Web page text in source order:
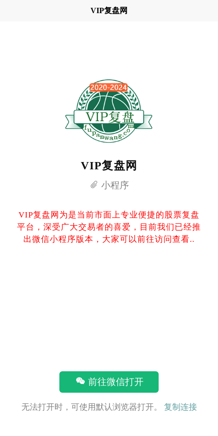
VIP复盘网
VIP复盘网
小程序
VIP复盘网为是当前市面上专业便捷的股票复盘
平台，深受广大交易者的喜爱，目前我们已经推
出微信小程序版本，大家可以前往访问查看..
前往微信打开
无法打开时，可使用默认浏览器打开。 复制连接